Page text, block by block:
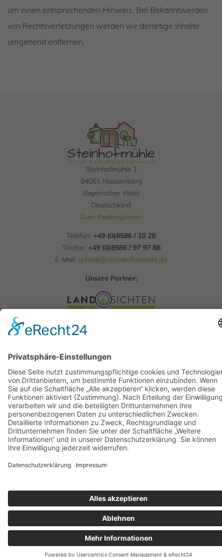
um einen entsprechenden Hinweis. Bei Bekanntwerden
von Rechtsverletzungen werden wir derartige Inhalte
umgehend entfernen.
Steinhofmühle 1
94051 Hauzenberg
Bayerischer Wald
Deutschland
Zum Routenplaner
Telefon: +49 (0)8586 / 10 28
Telefax: +49 (0)8586 / 97 97 88
E-Mail: urlaub@steinhofmuehle.de
Unsere Partner:
IMPRESSUMDATENSCHUTZHAFTUNGSAUSSCHLUSS
STORNOBEDINGUNGEN